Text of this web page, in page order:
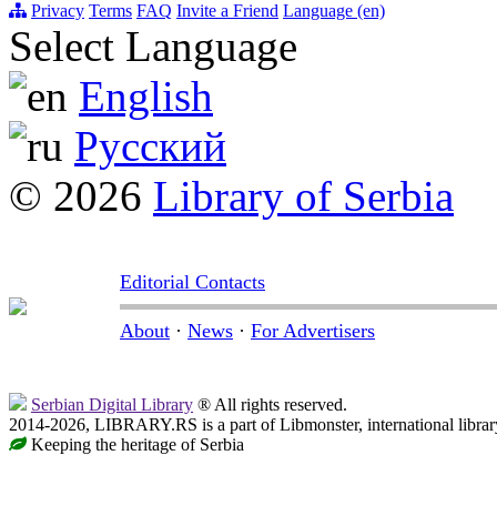
Privacy Terms FAQ Invite a Friend Language (en)
Select Language
English
Русский
© 2026 Library of Serbia
Editorial Contacts
About · News · For Advertisers
Serbian Digital Library ® All rights reserved.
2014-2026, LIBRARY.RS is a part of Libmonster, international
Keeping the heritage of Serbia